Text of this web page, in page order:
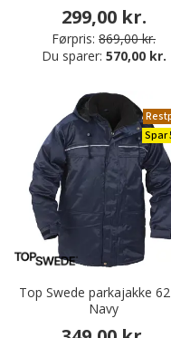
299,00 kr.
Førpris: 869,00 kr.
Du sparer: 570,00 kr.
Spar
Top Swede parkajakke
Navy